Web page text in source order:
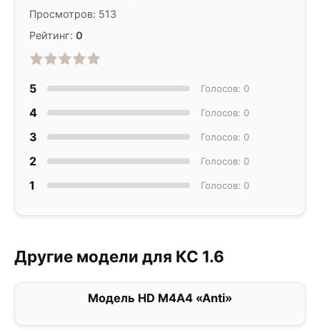
Просмотров: 513
Рейтинг: 0
5 Голосов: 0
4 Голосов: 0
3 Голосов: 0
2 Голосов: 0
1 Голосов: 0
Другие модели для КС 1.6
Модель HD M4A4 «Anti»